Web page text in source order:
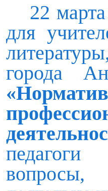
22
для
города